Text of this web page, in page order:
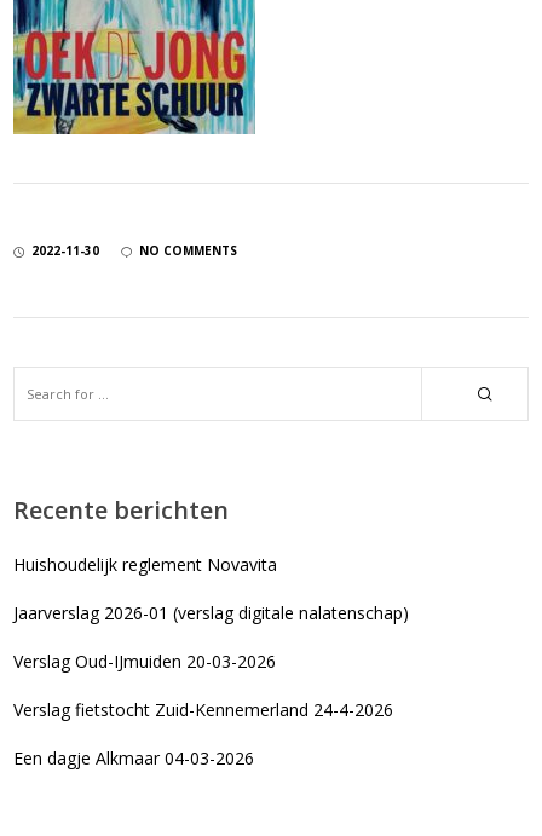
2022-11-30 NO COMMENTS
Recente berichten
Huishoudelijk reglement Novavita
Jaarverslag 2026-01 (verslag digitale nalatenschap)
Verslag Oud-IJmuiden 20-03-2026
Verslag fietstocht Zuid-Kennemerland 24-4-2026
Een dagje Alkmaar 04-03-2026